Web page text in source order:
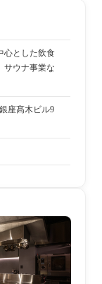
心とした飲食
サウナ事業な
座髙木ビル9